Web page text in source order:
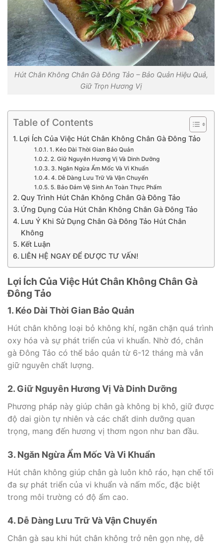
Hút Chân Không Chân Gà Đông Tảo – Bảo Quản Hiệu Quả,
Giữ Trọn Hương Vị
Table of Contents
Lợi Ích Của Việc Hút Chân Không Chân Gà Đông Tảo
1. Kéo Dài Thời Gian Bảo Quản
2. Giữ Nguyên Hương Vị Và Dinh Dưỡng
3. Ngăn Ngừa Ẩm Mốc Và Vi Khuẩn
4. Dễ Dàng Lưu Trữ Và Vận Chuyển
5. Bảo Đảm Vệ Sinh An Toàn Thực Phẩm
Quy Trình Hút Chân Không Chân Gà Đông Tảo
Ứng Dụng Của Hút Chân Không Chân Gà Đông Tảo
Lưu Ý Khi Sử Dụng Chân Gà Đông Tảo Hút Chân
Không
Kết Luận
LIÊN HỆ NGAY ĐỂ ĐƯỢC TƯ VẤN!
Lợi Ích Của Việc Hút Chân Không Chân Gà
Đông Tảo
1. Kéo Dài Thời Gian Bảo Quản
Hút chân không loại bỏ không khí, ngăn chặn quá trình
oxy hóa và sự phát triển của vi khuẩn. Nhờ đó, chân
gà Đông Tảo có thể bảo quản từ 6-12 tháng mà vẫn
giữ nguyên chất lượng.
2. Giữ Nguyên Hương Vị Và Dinh Dưỡng
Phương pháp này giúp chân gà không bị khô, giữ được
độ dai giòn tự nhiên và các chất dinh dưỡng quan
trọng, mang đến hương vị thơm ngon như ban đầu.
3. Ngăn Ngừa Ẩm Mốc Và Vi Khuẩn
Hút chân không giúp chân gà luôn khô ráo, hạn chế tối
đa sự phát triển của vi khuẩn và nấm mốc, đặc biệt
trong môi trường có độ ẩm cao.
4. Dễ Dàng Lưu Trữ Và Vận Chuyển
Chân gà sau khi hút chân không trở nên gọn nhẹ, dễ